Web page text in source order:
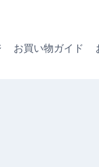
お買い物ガイド